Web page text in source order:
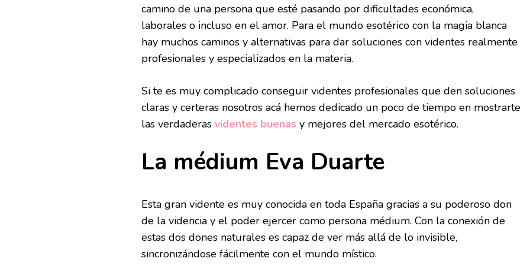
camino de una persona que esté pasando por dificultades económica,
laborales o incluso en el amor. Para el mundo esotérico con la magia blanca
hay muchos caminos y alternativas para dar soluciones con videntes realmente
profesionales y especializados en la materia.
Si te es muy complicado conseguir videntes profesionales que den soluciones
claras y certeras nosotros acá hemos dedicado un poco de tiempo en mostrarte
las verdaderas videntes buenas y mejores del mercado esotérico.
La médium Eva Duarte
Esta gran vidente es muy conocida en toda España gracias a su poderoso don
de la videncia y el poder ejercer como persona médium. Con la conexión de
estas dos dones naturales es capaz de ver más allá de lo invisible,
sincronizándose fácilmente con el mundo místico.